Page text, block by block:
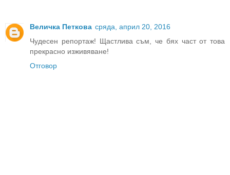
Величка Петкова сряда, април 20, 2016
Чудесен репортаж! Щастлива съм, че бях част от това
прекрасно изживяване!
Отговор